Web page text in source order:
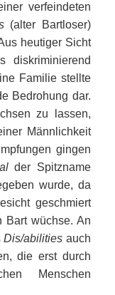
verfeindeten
(alter Bartloser)
heutiger Sicht
diskriminierend
Familie stellte
Bedrohung dar.
zu lassen,
Männlichkeit
gingen
der Spitzname
wurde, da
geschmiert
Bart wüchse. An
Dis/abilities auch
die erst durch
Menschen